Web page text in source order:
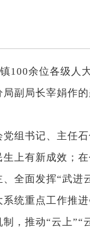
余位各级人大
副局长宰娟作
书记、主任石
上有新成效；
全面发挥“武进
点工作推进会
，推动“云上